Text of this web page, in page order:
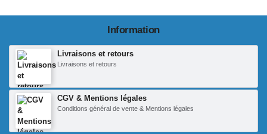
Information
Livraisons et retours
Livraisons et retours
CGV & Mentions légales
Conditions général de vente & Mentions légales